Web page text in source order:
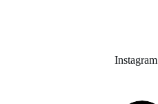
Instagram